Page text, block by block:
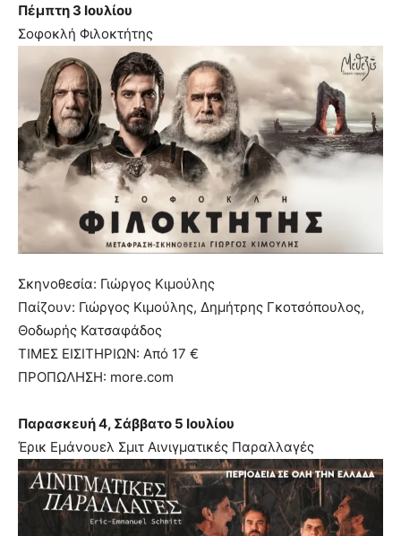
Πέμπτη 3 Ιουλίου
Σοφοκλή Φιλοκτήτης
Σκηνοθεσία: Γιώργος Κιμούλης
Παίζουν: Γιώργος Κιμούλης, Δημήτρης Γκοτσόπουλος,
Θοδωρής Κατσαφάδος
ΤΙΜΕΣ ΕΙΣΙΤΗΡΙΩΝ: Από 17 €
ΠΡΟΠΩΛΗΣΗ: more.com
Παρασκευή 4, Σάββατο 5 Ιουλίου
Έρικ Εμάνουελ Σμιτ Αινιγματικές Παραλλαγές